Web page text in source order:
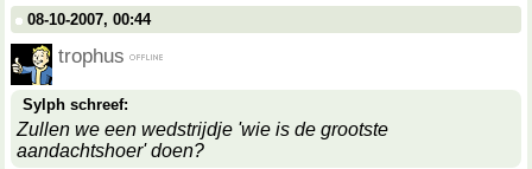
08-10-2007, 00:44
trophus
Sylph schreef:
Zullen we een wedstrijdje 'wie is de grootste
aandachtshoer' doen?